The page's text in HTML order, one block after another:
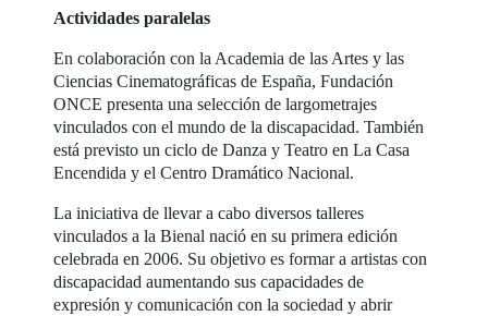
Actividades paralelas
En colaboración con la Academia de las Artes y las
Ciencias Cinematográficas de España, Fundación
ONCE presenta una selección de largometrajes
vinculados con el mundo de la discapacidad. También
está previsto un ciclo de Danza y Teatro en La Casa
Encendida y el Centro Dramático Nacional.
La iniciativa de llevar a cabo diversos talleres
vinculados a la Bienal nació en su primera edición
celebrada en 2006. Su objetivo es formar a artistas con
discapacidad aumentando sus capacidades de
expresión y comunicación con la sociedad y abrir